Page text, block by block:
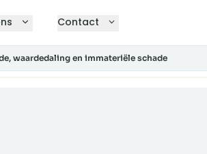
Contact
waardedaling en immateriële schade